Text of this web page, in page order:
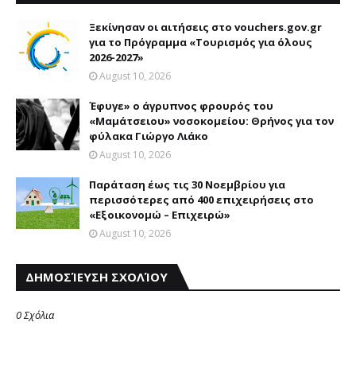
Ξεκίνησαν οι αιτήσεις στο vouchers.gov.gr
για το Πρόγραμμα «Τουρισμός για όλους
2026-2027»
August 10, 2026
Έφυγε» ο άγρυπνος φρουρός του
«Μαμάτσειου» νοσοκομείου: Θρήνος για τον
φύλακα Γιώργο Λιάκο
August 10, 2026
Παράταση έως τις 30 Νοεμβρίου για
περισσότερες από 400 επιχειρήσεις στο
«Εξοικονομώ – Επιχειρώ»
August 10, 2026
ΔΗΜΟΣΊΕΥΣΗ ΣΧΟΛΊΟΥ
0 Σχόλια